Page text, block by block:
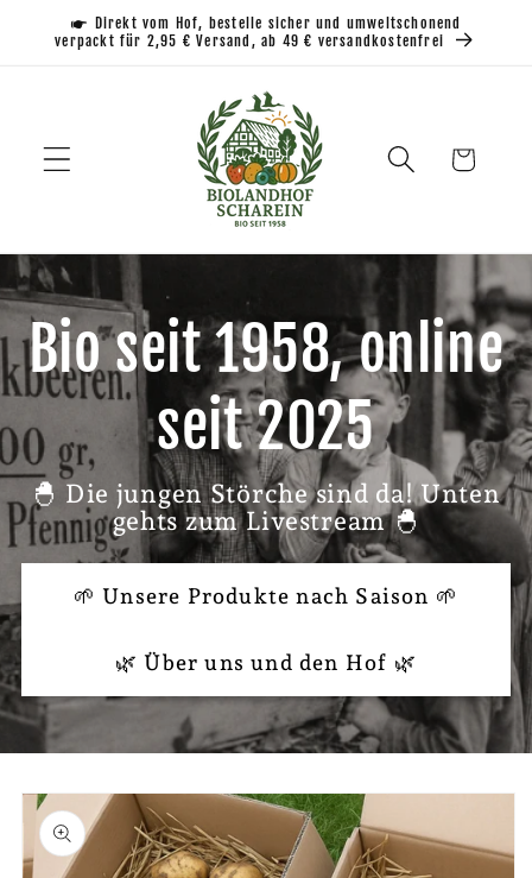
zum
Inhalt
🖝 Direkt vom Hof, bestelle sicher und umweltschonend
verpackt für 2,95 € Versand, ab 49 € versandkostenfrei
Warenkorb
Bio seit 1958, online
seit 2025
🐣 Die jungen Störche sind da! Unten
gehts zum Livestream 🐣
🌱 Unsere Produkte nach Saison 🌱
🌿 Über uns und den Hof 🌿